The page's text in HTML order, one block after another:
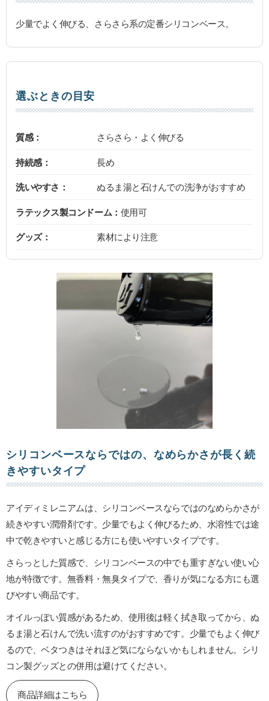
少量でよく伸びる、さらさら系の定番シリコンベース。
選ぶときの目安
質感： さらさら・よく伸びる
持続感： 長め
洗いやすさ： ぬるま湯と石けんでの洗浄がおすすめ
ラテックス製コンドーム： 使用可
グッズ： 素材により注意
シリコンベースならではの、なめらかさが長く続
きやすいタイプ
アイディミレニアムは、シリコンベースならではのなめらかさが
続きやすい潤滑剤です。少量でもよく伸びるため、水溶性では途
中で乾きやすいと感じる方にも使いやすいタイプです。
さらっとした質感で、シリコンベースの中でも重すぎない使い心
地が特徴です。無香料・無臭タイプで、香りが気になる方にも選
びやすい商品です。
オイルっぽい質感があるため、使用後は軽く拭き取ってから、ぬ
るま湯と石けんで洗い流すのがおすすめです。少量でもよく伸び
るので、ベタつきはそれほど気にならないかもしれません。シリ
コン製グッズとの併用は避けてください。
商品詳細はこちら